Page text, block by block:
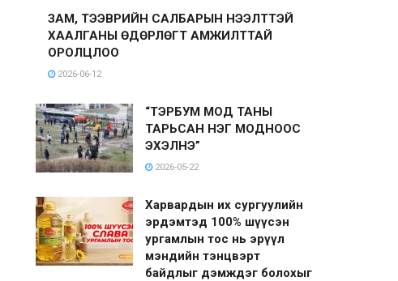
ЗАМ, ТЭЭВРИЙН САЛБАРЫН НЭЭЛТТЭЙ
ХААЛГАНЫ ӨДӨРЛӨГТ АМЖИЛТТАЙ
ОРОЛЦЛОО
2026-06-12
“ТЭРБУМ МОД ТАНЫ
ТАРЬСАН НЭГ МОДНООС
ЭХЭЛНЭ”
2026-05-22
Харвардын их сургуулийн
эрдэмтэд 100% шүүсэн
ургамлын тос нь эрүүл
мэндийн тэнцвэрт
байдлыг дэмждэг болохыг